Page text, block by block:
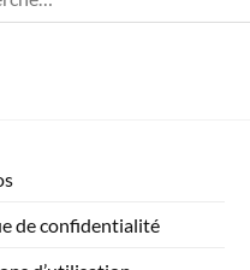
de confidentialité